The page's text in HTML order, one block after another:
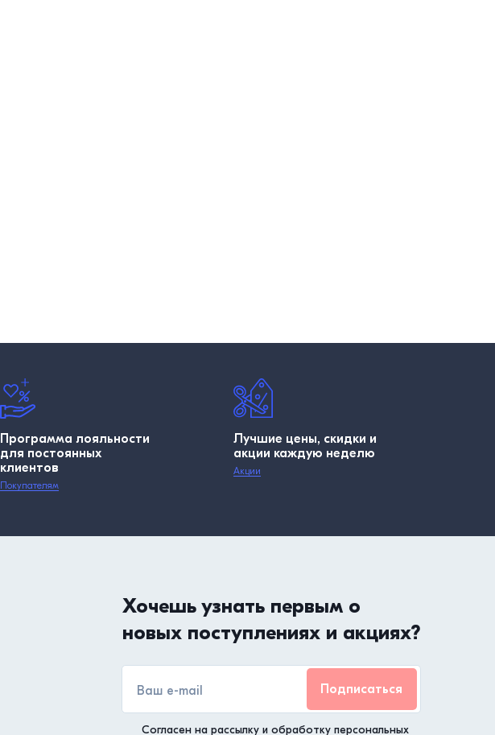
Программа лояльности
для постоянных
клиентов
Покупателям
Лучшие цены, скидки и
акции каждую неделю
Акции
Хочешь узнать первым о
новых поступлениях и акциях?
Подписаться
Согласен на рассылку и обработку персональных